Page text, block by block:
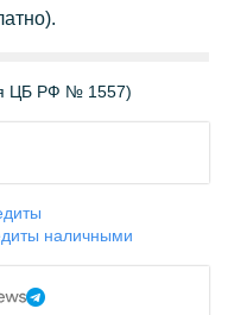
ЦБ РФ № 1557)
наличными